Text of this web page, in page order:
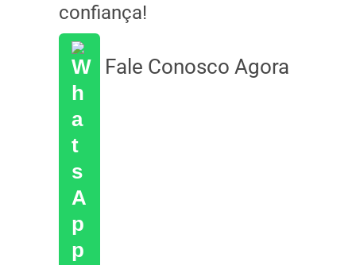
confiança!
Fale Conosco Agora